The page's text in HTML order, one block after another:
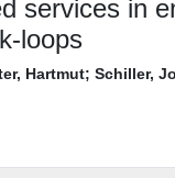
services in
loops
Hartmut; Schiller,